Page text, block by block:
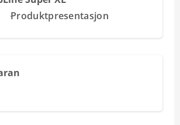
Produktpresentasjon